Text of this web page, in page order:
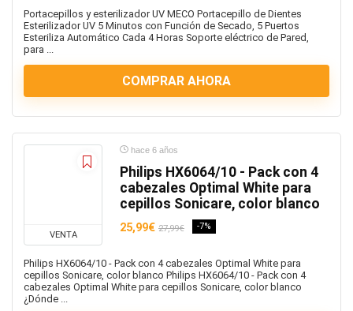
Cuidado de la piel
Cuidado del Cabello
Disco duro
Disfraces
disfraz carnaval
Dispositivos de red
Dulces y caramelos
Electrodomesticos
Electronica
Enchufes
Equipos de audio y Hi-Fi
Escaner e impresoras
Portacepillos y esterilizador UV MECO Portacepillo de Dientes
Esterilizador UV 5 Minutos con Función de Secado, 5 Puertos
Esteriliza Automático Cada 4 Horas Soporte eléctrico de Pared,
para ...
COMPRAR AHORA
VENTA
hace 6 años
Philips HX6064/10 - Pack con 4
cabezales Optimal White para
cepillos Sonicare, color blanco
25,99€ 27,99€ -7%
Philips HX6064/10 - Pack con 4 cabezales Optimal White para
cepillos Sonicare, color blanco Philips HX6064/10 - Pack con 4
cabezales Optimal White para cepillos Sonicare, color blanco
¿Dónde ...